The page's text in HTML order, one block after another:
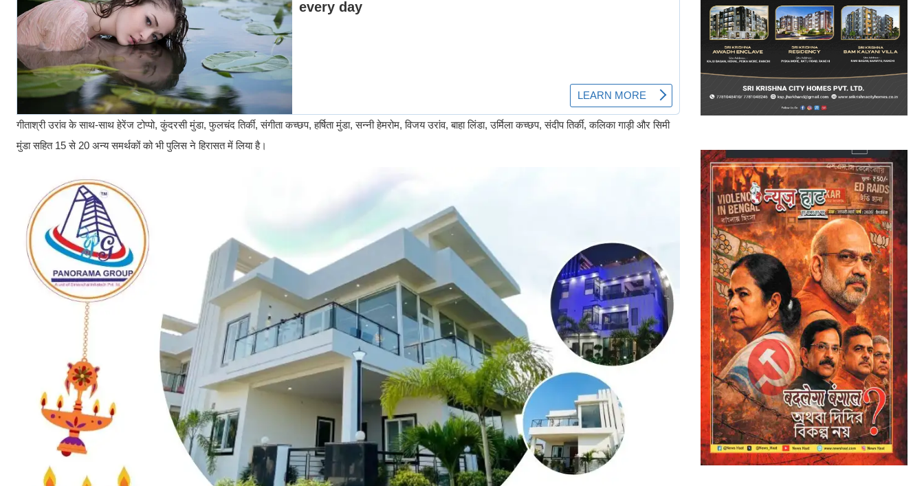
गीताश्री उरांव के साथ-साथ हेरेंज टोप्पो, कुंदरसी मुंडा, फुलचंद तिर्की, संगीता कच्छप, हर्षिता मुंडा, सन्नी हेमरोम, विजय उरांव, बाहा लिंडा, उर्मिला कच्छप, संदीप तिर्की, कलिका गाड़ी और सिमी
मुंडा सहित 15 से 20 अन्य समर्थकों को भी पुलिस ने हिरासत में लिया है।